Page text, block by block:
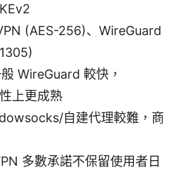
(AES-256)、WireGuard
WireGuard 較快，
上更成熟
自建代理較難，商
多數承諾不保留使用者日